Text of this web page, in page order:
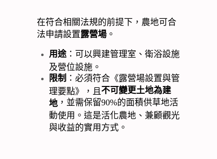
在符合相關法規的前提下，農地可合
法申請設置露營場 。
用途：可以興建管理室、衛浴設施
及營位設施。
限制 ：必須符合《露營場設置與管
理要點》，且 不可變更土地為建
地 ，並需保留90%的面積供草地活
動使用。這是活化農地、兼顧觀光
與收益的實用方式。